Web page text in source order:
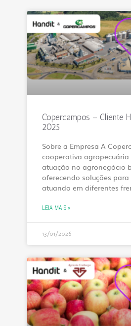
Copercampos – Cliente
2025
Sobre a Empresa A
cooperativa
atuação no agronegócio
oferecendo soluções
atuando em diferentes
LEIA MAIS »
13/01/2026